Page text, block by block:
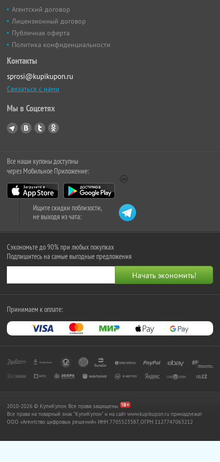
Агентский договор
Лицензионный договор
Публичная оферта
Политика конфиденциальности
Контакты
sprosi@kupikupon.ru
Связаться с нами
Мы в Соцсетях
Все наши купоны доступны
через Мобильное Приложение:
Ищите скидки поблизости,
не выходя из чата:
Сэкономьте до 90% при любых покупках
Подпишитесь на самые выгодные предложения
Принимаем к оплате:
2010-2026 © КупиКупон. Все права защищены.
Все права на товарный знак "КупиКупон" и на сайт www.kupikupon.ru принадлежат
OOO «Агентство цифровых решений» ИНН 7705523387, ОГРН 1127747063212